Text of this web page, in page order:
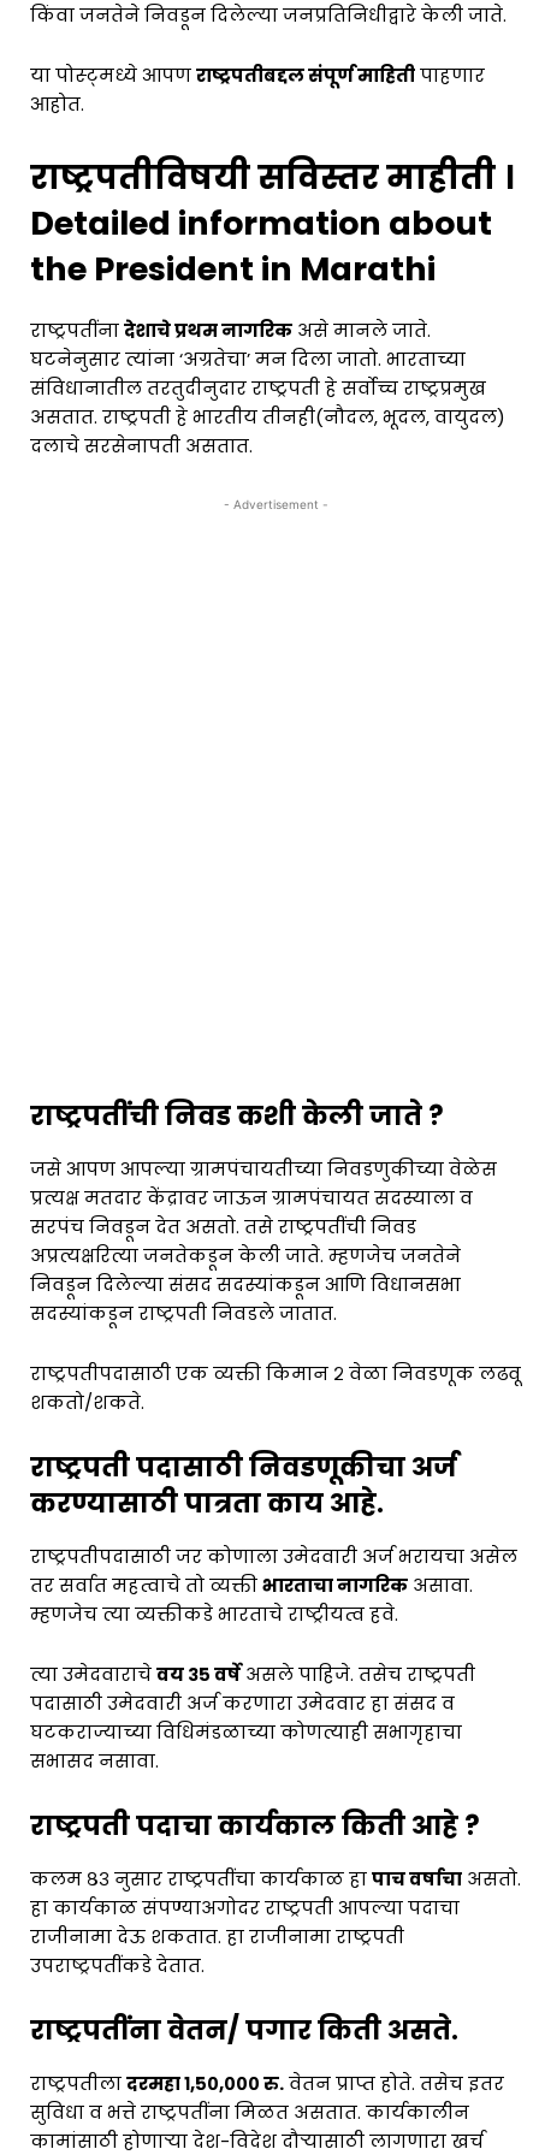
किंवा जनतेने निवडून दिलेल्या जनप्रतिनिधीद्वारे केली जाते.
या पोस्ट्मध्ये आपणराष्ट्रपतीबद्दल संपूर्ण माहितीपाहणार
आहोत.
राष्ट्रपतीविषयी सविस्तर माहीती ।
Detailed information about
the President in Marathi
राष्ट्रपतींनादेशाचे प्रथम नागरिक असे मानले जाते.
घटनेनुसार त्यांना ‘अग्रतेचा’ मन दिला जातो. भारताच्या
संविधानातील तरतुदीनुदार राष्ट्रपती हे सर्वोच्च राष्ट्रप्रमुख
असतात. राष्ट्रपती हे भारतीय तीनही(नौदल, भूदल, वायुदल)
दलाचे सरसेनापती असतात.
- Advertisement -
राष्ट्रपतींची निवड कशी केली जाते ?
जसे आपण आपल्या ग्रामपंचायतीच्या निवडणुकीच्या वेळेस
प्रत्यक्ष मतदार केंद्रावर जाऊन ग्रामपंचायत सदस्याला व
सरपंच निवडून देत असतो. तसे राष्ट्रपतींची निवड
अप्रत्यक्षरित्या जनतेकडून केली जाते. म्हणजेच जनतेने
निवडून दिलेल्या संसद सदस्यांकडून आणि विधानसभा
सदस्यांकडून राष्ट्रपती निवडले जातात.
राष्ट्रपतीपदासाठी एक व्यक्ती किमान २ वेळा निवडणूक लढवू
शकतो/शकते.
राष्ट्रपती पदासाठी निवडणूकीचा अर्ज
करण्यासाठी पात्रता काय आहे.
राष्ट्रपतीपदासाठी जर कोणाला उमेदवारी अर्ज भरायचा असेल
तर सर्वात महत्वाचे तो व्यक्तीभारताचा नागरिक असावा.
म्हणजेच त्या व्यक्तीकडे भारताचे राष्ट्रीयत्व हवे.
त्या उमेदवाराचेवय ३५ वर्षेअसले पाहिजे. तसेच राष्ट्रपती
पदासाठी उमेदवारी अर्ज करणारा उमेदवार हा संसद व
घटकराज्याच्या विधिमंडळाच्या कोणत्याही सभागृहाचा
सभासद नसावा.
राष्ट्रपती पदाचा कार्यकाल किती आहे ?
कलम ८३ नुसार राष्ट्रपतींचा कार्यकाळ हापाच वर्षाचा असतो.
हा कार्यकाळ संपण्याअगोदर राष्ट्रपती आपल्या पदाचा
राजीनामा देऊ शकतात. हा राजीनामा राष्ट्रपती
उपराष्ट्रपतींकडे देतात.
राष्ट्रपतींना वेतन/ पगार किती असते.
राष्ट्रपतीलादरमहा १,५०,००० रु.वेतन प्राप्त होते. तसेच इतर
सुविधा व भत्ते राष्ट्रपतींना मिळत असतात. कार्यकालीन
कामांसाठी होणाऱ्या देश-विदेश दौऱ्यासाठी लागणारा खर्च